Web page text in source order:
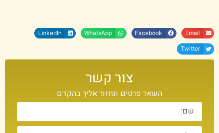
Email
Facebook
WhatsApp
LinkedIn
Twitter
צור קשר
השאר פרטים ונחזור אליך בהקדם